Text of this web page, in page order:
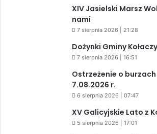
XIV Jasielski Marsz
nami
7 sierpnia 2026 | 21:28
Dożynki Gminy
7 sierpnia 2026 | 16:51
Ostrzeżenie o
7.08.2026 r.
6 sierpnia 2026 | 07:47
XV Galicyjskie Lato z
5 sierpnia 2026 | 17:01